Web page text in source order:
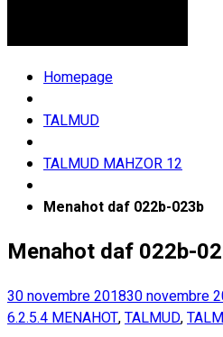
Homepage
TALMUD
TALMUD MAHZOR 12
Menahot daf 022b-023b
Menahot daf 022b-
30 novembre 201830 novembre
6.2.5.4 MENAHOT,TALMUD,